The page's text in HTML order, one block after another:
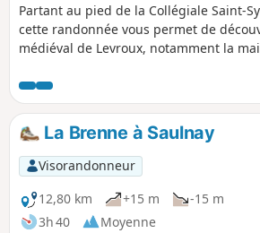
Partant au pied de la Collégiale Saint-
cette randonnée vous permet de
médiéval de Levroux, notamment la
du cuir et du parchemin puis la fontaine
parcours sort du village pour découvrir
environnante. Le retour vous amène
château médiéval (Xe siècle).
La Brenne à Saulnay
Visorandonneur
12,80 km
+15 m
-15 m
3h 40
Moyenne